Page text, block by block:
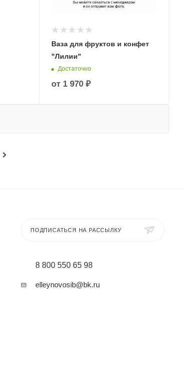
Ваза для фруктов и конфет
"Лилии"
Достаточно
от 1 970 ₽
ПОДПИСАТЬСЯ НА РАССЫЛКУ
8 800 550 65 98
elleynovosib@bk.ru